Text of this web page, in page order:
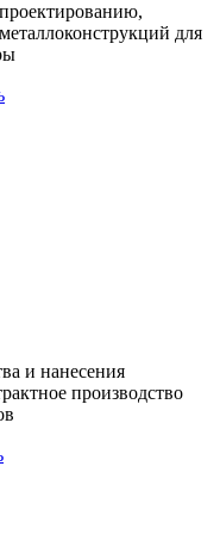
для
и нанесения
производство